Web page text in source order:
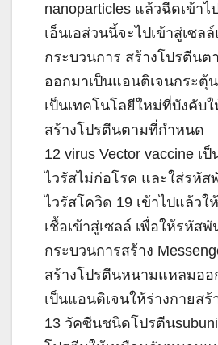
nanoparticles แล้วฉีดเข้าไ
เอ็นเอส่วนนี้จะไปเข้าสู่เซล
กระบวนการ สร้างโปรตีน
ออกมาเป็นแอนติเจนกระตุ้
เป็นเทคโนโลยีใหม่ที่บังคับ
สร้างโปรตีนตามที่กำหนด
12 virus Vector vaccine เ
ไวรัสไม่ก่อโรค และใส่รหัส
ไวรัสโควิด 19 เข้าไปแล้ว
เชื้อเข้าสู่เซลล์ เพื่อให้รหัส
กระบวนการสร้าง
สร้างโปรตีนหนามแหลมออ
เป็นแอนติเจนให้ร่างกายส
13 วัคซีนชนิดโปรตีน